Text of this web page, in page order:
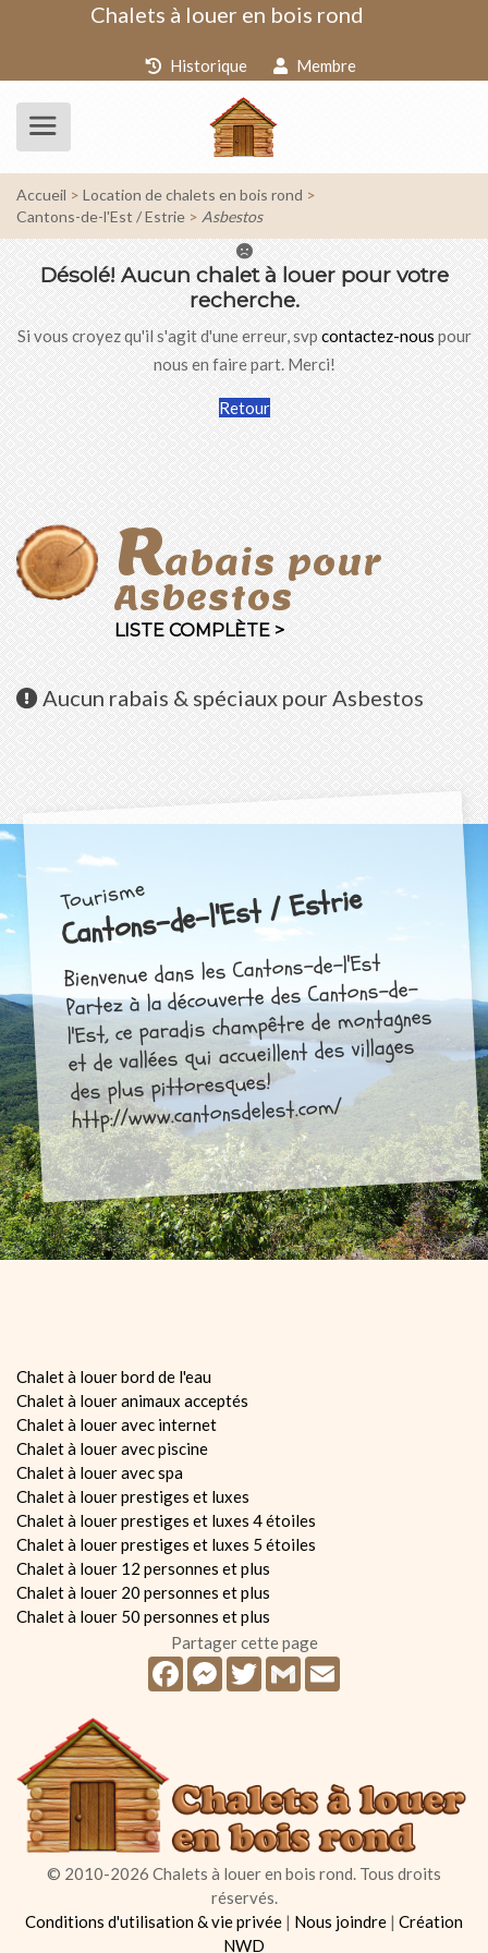
Chalets à louer en bois rond
Historique Membre
Accueil
Location de chalets en bois rond
Cantons-de-l'Est / Estrie
Asbestos
Désolé!Aucun chalet à louer pour votre
recherche.
Si vous croyez qu'il s'agit d'une erreur, svpcontactez-nouspour
nous en faire part. Merci!
Retour
Rabais pour
Asbestos
LISTE COMPLÈTE >
Aucunrabais & spéciaux pour Asbestos
Tourisme
Cantons-de-l'Est / Estrie
Bienvenue dans les Cantons-de-l'Est
Partez à la découverte des Cantons-de-
l'Est, ce paradis champêtre de montagnes
et de vallées qui accueillent des villages
des plus pittoresques!
http://www.cantonsdelest.com/
Chalet à louer bord de l'eau
Chalet à louer animaux acceptés
Chalet à louer avec internet
Chalet à louer avec piscine
Chalet à louer avec spa
Chalet à louer prestiges et luxes
Chalet à louer prestiges et luxes 4 étoiles
Chalet à louer prestiges et luxes 5 étoiles
Chalet à louer 12 personnes et plus
Chalet à louer 20 personnes et plus
Chalet à louer 50 personnes et plus
Partager cette page
FacebookMessenger
TwitterGmail
© 2010-2026 Chalets à louer en bois rond. Tous droits
réservés.
Conditions d'utilisation & vie privée | Nous joindre | Création
NWD